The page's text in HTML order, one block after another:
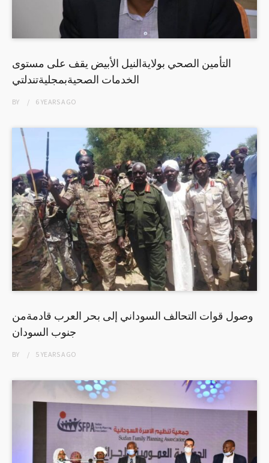
التأمين الصحي بولايةالنيل الأبيض يقف على مستوى
الخدمات الصحيةبمجليةتندلتي
BY 6 YEARSAGO
وصول قوات التحالف السوداني إلى بحر العرب قادمةمن
جنوب السودان
BY 5 YEARSAGO